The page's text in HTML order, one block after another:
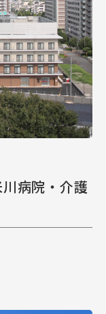
病院・介護